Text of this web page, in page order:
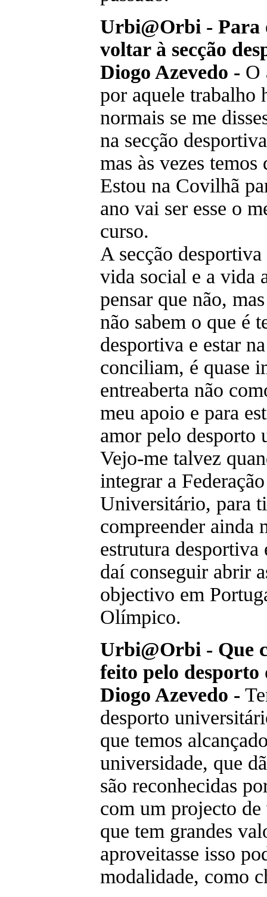
Urbi@Orbi - Para
voltar à secção
Diogo Azevedo - O
por aquele trabalho
normais se me
na secção
mas às vezes
Estou na Covilhã
ano vai ser esse o
curso.
A secção
vida social e a vida
pensar que não,
não sabem o que é
desportiva e estar
conciliam, é quase
entreaberta não
meu apoio e para
amor pelo desporto
Vejo-me talvez
integrar a
Universitário, para
compreender ainda
estrutura desportiva
daí conseguir abrir
objectivo em
Olímpico.
Urbi@Orbi - Que
feito pelo
Diogo Azevedo -
desporto
que temos
universidade, que
são reconhecidas
com um projecto de
que tem grandes
aproveitasse isso
modalidade, como